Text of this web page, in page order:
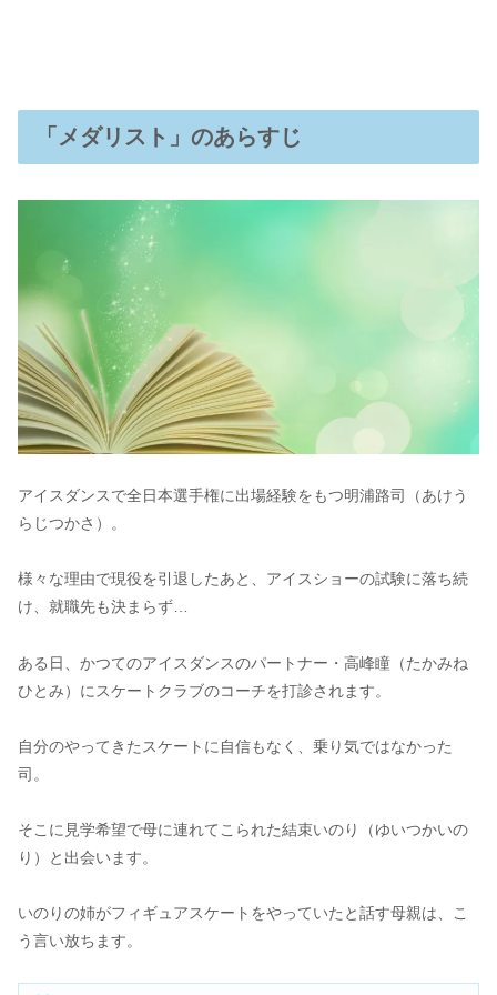
「メダリスト」のあらすじ
アイスダンスで全日本選手権に出場経験をもつ明浦路司（あけう
らじつかさ）。
様々な理由で現役を引退したあと、アイスショーの試験に落ち続
け、就職先も決まらず…
ある日、かつてのアイスダンスのパートナー・高峰瞳（たかみね
ひとみ）にスケートクラブのコーチを打診されます。
自分のやってきたスケートに自信もなく、乗り気ではなかった
司。
そこに見学希望で母に連れてこられた結束いのり（ゆいつかいの
り）と出会います。
いのりの姉がフィギュアスケートをやっていたと話す母親は、こ
う言い放ちます。